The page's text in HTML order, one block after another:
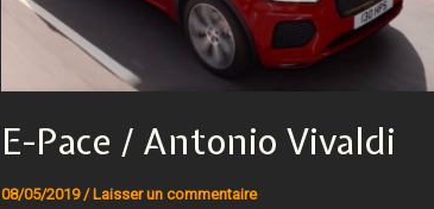
E-Pace / Antonio Vivaldi
08/05/2019/ Laisser un commentaire